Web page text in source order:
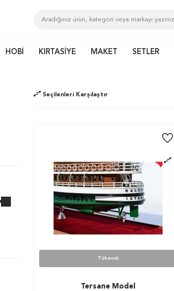
HOBİ KIRTASİYE MAKET SETLER
Seçilenleri Karşılaştır
Tükendi
Tersane Model